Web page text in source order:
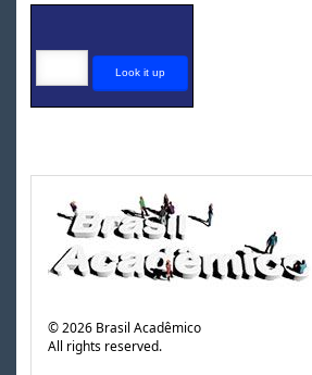
©2026 Brasil Acadêmico
All rights reserved.